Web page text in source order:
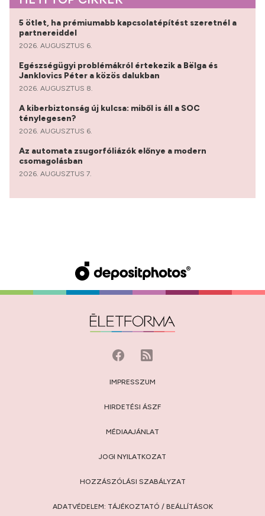
5 ötlet, ha prémiumabb kapcsolatépítést szeretnél a
partnereiddel
2026. AUGUSZTUS 6.
Egészségügyi problémákról értekezik a Bëlga és
Janklovics Péter a közös dalukban
2026. AUGUSZTUS 8.
A kiberbiztonság új kulcsa: miből is áll a SOC
ténylegesen?
2026. AUGUSZTUS 6.
Az automata zsugorfóliázók előnye a modern
csomagolásban
2026. AUGUSZTUS 7.
IMPRESSZUM
HIRDETÉSI ÁSZF
MÉDIAAJÁNLAT
JOGI NYILATKOZAT
HOZZÁSZÓLÁSI SZABÁLYZAT
ADATVÉDELEM: TÁJÉKOZTATÓ / BEÁLLÍTÁSOK